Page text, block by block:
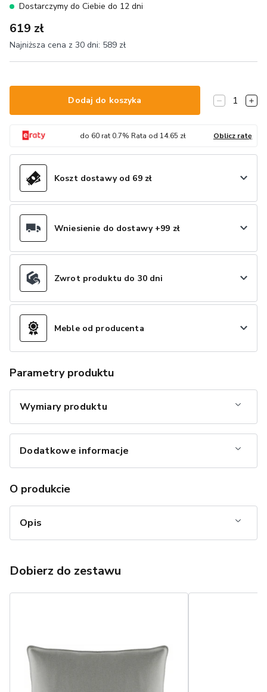
Dostarczymy do Ciebie do 12 dni
619 zł
Najniższa cena z 30 dni: 589 zł
Dodaj do koszyka 1
do 60 rat 0.7% Rata od 14.65 zł Oblicz ratę
Koszt dostawy od 69 zł
Wniesienie do dostawy +99 zł
Zwrot produktu do 30 dni
Meble od producenta
Parametry produktu
Wymiary produktu
Dodatkowe informacje
O produkcie
Opis
Dobierz do zestawu